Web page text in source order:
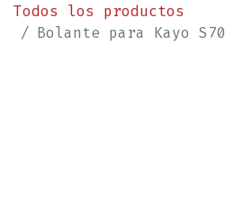
Todos los productos
Bolante para Kayo S70